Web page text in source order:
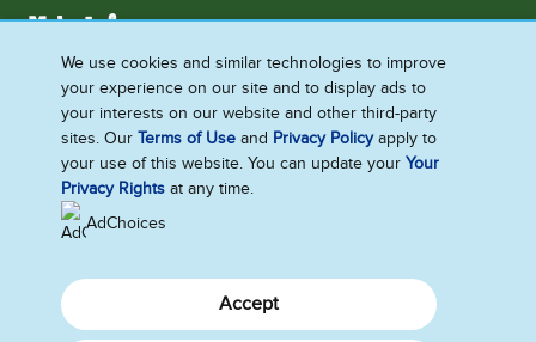
Mehr Infos
Blog
Unsere Geschichte
Deutschland
Cookie-Informationen
Barrierefreiheit
Kontakt
Sitemap
We use cookies and similar technologies to improve
your experience on our site and to display ads to
your interests on our website and other third-party
sites. OurTerms of Use and Privacy Policyapply to
your use of this website. You can update yourYour
Privacy Rights at any time.
AdChoices
Accept